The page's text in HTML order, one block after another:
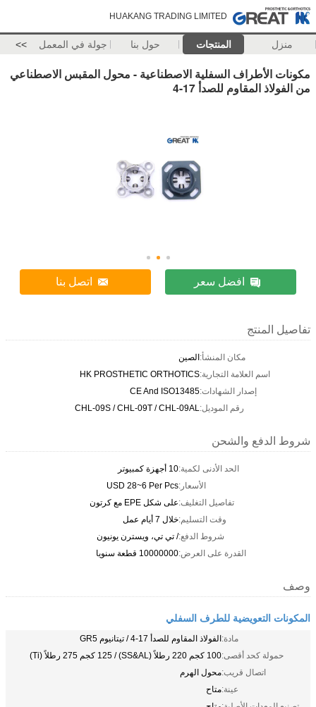
HUAKANG TRADING LIMITED
منزل المنتجات حول بنا جولة في المعمل >>
مكونات الأطراف السفلية الاصطناعية - محول المقبس الاصطناعي
من الفولاذ المقاوم للصدأ 17-4
افضل سعر اتصل بنا
تفاصيل المنتج
مكان المنشأ:الصين
اسم العلامة التجارية:HK PROSTHETIC ORTHOTICS
إصدار الشهادات:CE And ISO13485
رقم الموديل:CHL-09S / CHL-09T / CHL-09AL
شروط الدفع والشحن
الحد الأدنى لكمية:10 أجهزة كمبيوتر
الأسعار:USD 28~6 Per Pcs
تفاصيل التغليف:على شكل EPE مع كرتون
وقت التسليم:خلال 7 أيام عمل
شروط الدفع:/ تي تي، ويسترن يونيون
القدرة على العرض:10000000 قطعة سنويا
وصف
المكونات التعويضية للطرف السفلي
مادة:الفولاذ المقاوم للصدأ 17-4 / تيتانيوم GR5
حمولة كحد أقصى:100 كجم 220 رطلاً (SS&AL) / 125 كجم 275 رطلاً (Ti)
اتصال قريب:محول الهرم
عينة:متاح